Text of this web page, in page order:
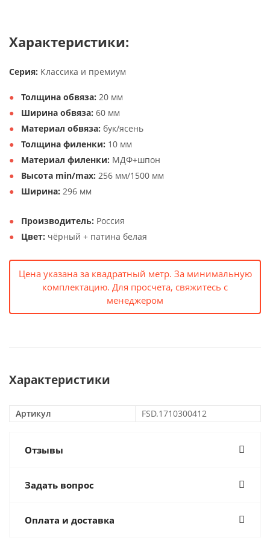
Характеристики:
Серия: Классика и премиум
Толщина обвяза: 20 мм
Ширина обвяза: 60 мм
Материал обвяза: бук/ясень
Толщина филенки: 10 мм
Материал филенки: МДФ+шпон
Высота min/max: 256 мм/1500 мм
Ширина: 296 мм
Производитель: Россия
Цвет: чёрный + патина белая
Цена указана за квадратный метр. За минимальную
комплектацию. Для просчета, свяжитесь с
менеджером
Характеристики
Артикул FSD.1710300412
Отзывы
Задать вопрос
Оплата и доставка